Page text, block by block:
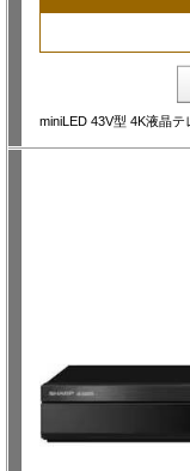
miniLED 43V型 4K液晶テ